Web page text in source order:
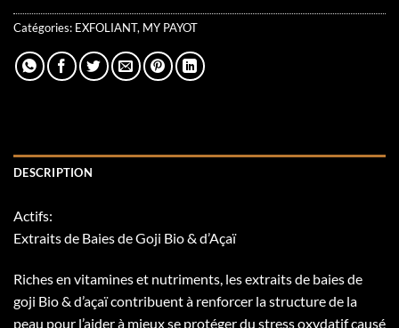
Catégories: EXFOLIANT, MY PAYOT
DESCRIPTION
Actifs:
Extraits de Baies de Goji Bio & d’Açaï
Riches en vitamines et nutriments, les extraits de baies de
goji Bio & d’açaï contribuent à renforcer la structure de la
peau pour l’aider à mieux se protéger du stress oxydatif causé